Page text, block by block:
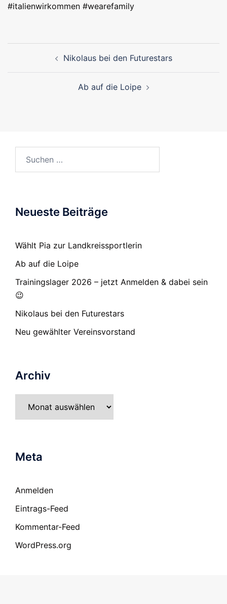
#italienwirkommen #wearefamily
Nikolaus bei den Futurestars
Ab auf die Loipe
nach:
Neueste Beiträge
Wählt Pia zur Landkreissportlerin
Ab auf die Loipe
Trainingslager 2026 – jetzt Anmelden & dabei sein
😉
Nikolaus bei den Futurestars
Neu gewählter Vereinsvorstand
Archiv
Meta
Anmelden
Eintrags-Feed
Kommentar-Feed
WordPress.org